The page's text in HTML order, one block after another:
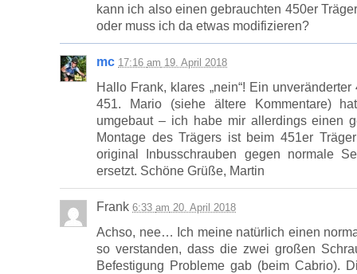
kann ich also einen gebrauchten 450er
oder muss ich da etwas modifizieren?
mc 17:16 am 19. April 2018
Hallo Frank, klares „nein“! Ein
451. Mario (siehe ältere Kommentare)
umgebaut – ich habe mir allerdings einen
Montage des Trägers ist beim 451er
original Inbusschrauben gegen normale
ersetzt. Schöne Grüße, Martin
Frank 6:33 am 20. April 2018
Achso, nee… Ich meine natürlich einen
so verstanden, dass die zwei großen
Befestigung Probleme gab (beim Cabrio).